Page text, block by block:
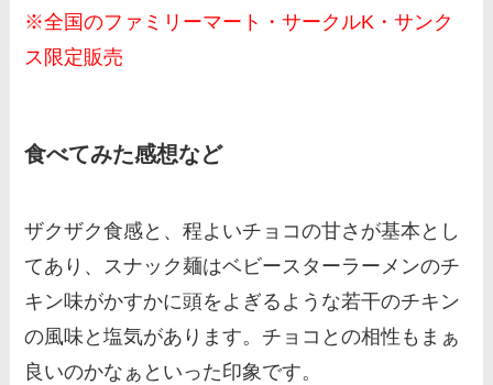
※全国のファミリーマート・サークルK・サンク
ス限定販売
食べてみた感想など
ザクザク食感と、程よいチョコの甘さが基本とし
てあり、スナック麺はベビースターラーメンのチ
キン味がかすかに頭をよぎるような若干のチキン
の風味と塩気があります。チョコとの相性もまぁ
良いのかなぁといった印象です。